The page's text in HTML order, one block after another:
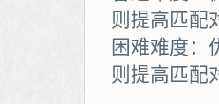
则提高匹配
困难难度：
则提高匹配